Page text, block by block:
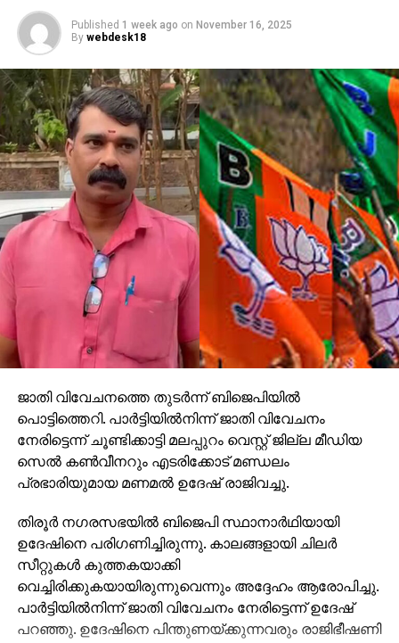
Published 1 week ago on November 16, 2025
By webdesk18
ജാതി വിവേചനത്തെ തുടര്‍ന്ന് ബിജെപിയില്‍
പൊട്ടിത്തെറി. പാര്‍ട്ടിയില്‍നിന്ന് ജാതി വിവേചനം
നേരിട്ടെന്ന് ചൂണ്ടിക്കാട്ടി മലപ്പുറം വെസ്റ്റ് ജില്ല മീഡിയ
സെല്‍ കണ്‍വീനറും എടരിക്കോട് മണ്ഡലം
പ്രഭാരിയുമായ മണമല്‍ ഉദേഷ് രാജിവച്ചു.
തിരൂര്‍ നഗരസഭയില്‍ ബിജെപി സ്ഥാനാര്‍ഥിയായി
ഉദേഷിനെ പരിഗണിച്ചിരുന്നു. കാലങ്ങളായി ചിലര്‍
സീറ്റുകള്‍ കുത്തകയാക്കി
വെച്ചിരിക്കുകയായിരുന്നുവെന്നും അദ്ദേഹം ആരോപിച്ചു.
പാര്‍ട്ടിയില്‍നിന്ന് ജാതി വിവേചനം നേരിട്ടെന്ന് ഉദേഷ്
പറഞ്ഞു. ഉദേഷിനെ പിന്തുണയ്ക്കുന്നവരും രാജിഭീഷണി